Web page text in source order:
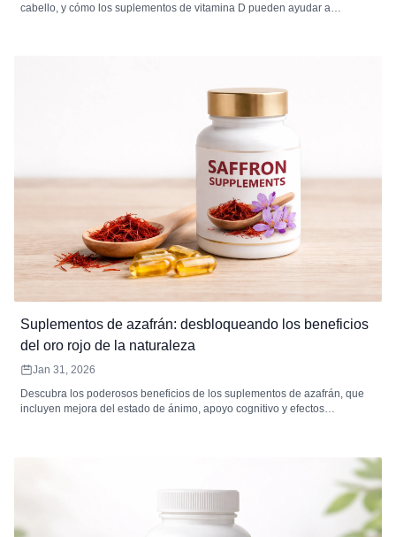
cabello, y cómo los suplementos de vitamina D pueden ayudar a
Suplementos de azafrán: desbloqueando los beneficios
del oro rojo de la naturaleza
Jan 31, 2026
Descubra los poderosos beneficios de los suplementos de azafrán, que
incluyen mejora del estado de ánimo, apoyo cognitivo y efectos